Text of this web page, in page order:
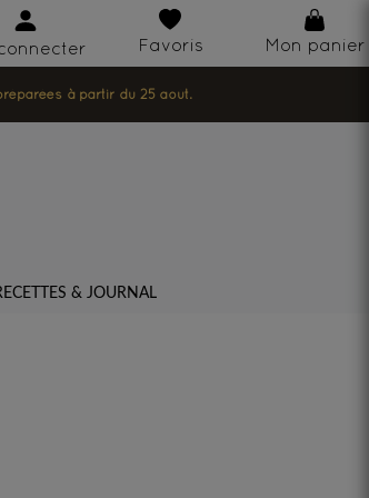
Favoris Mon panier
à partir du 25 août.
& JOURNAL